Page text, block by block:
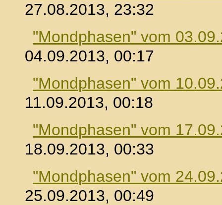
27.08.2013, 23:32
"Mondphasen" vom
04.09.2013, 00:17
"Mondphasen" vom
11.09.2013, 00:18
"Mondphasen" vom
18.09.2013, 00:33
"Mondphasen" vom
25.09.2013, 00:49